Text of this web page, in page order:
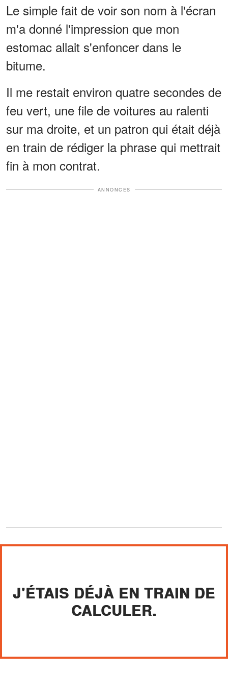
Le simple fait de voir son nom à l'écran
m'a donné l'impression que mon
estomac allait s'enfoncer dans le
bitume.
Il me restait environ quatre secondes de
feu vert, une file de voitures au ralenti
sur ma droite, et un patron qui était déjà
en train de rédiger la phrase qui mettrait
fin à mon contrat.
ANNONCES
J'ÉTAIS DÉJÀ EN TRAIN DE
CALCULER.